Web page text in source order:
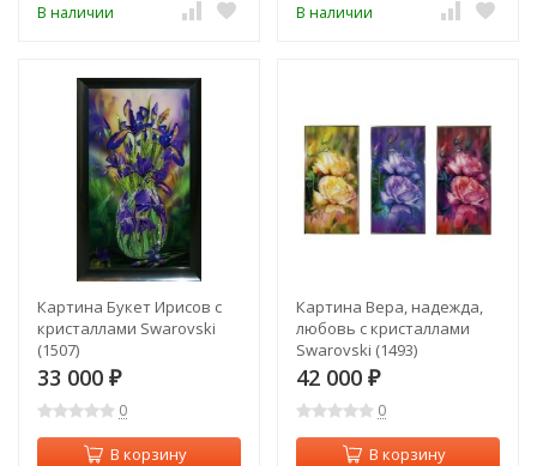
В наличии В наличии
Картина Букет Ирисов с
кристаллами Swarovski
(1507)
33 000 ₽
0
В корзину
Картина Вера, надежда,
любовь с кристаллами
Swarovski (1493)
42 000 ₽
0
В корзину